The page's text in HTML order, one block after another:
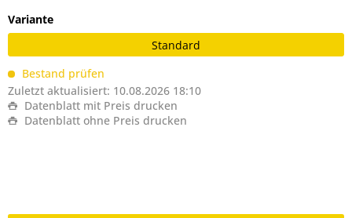
Variante
Standard
Bestand prüfen
Zuletzt aktualisiert: 10.08.2026 18:10
Datenblatt mit Preis drucken
Datenblatt ohne Preis drucken